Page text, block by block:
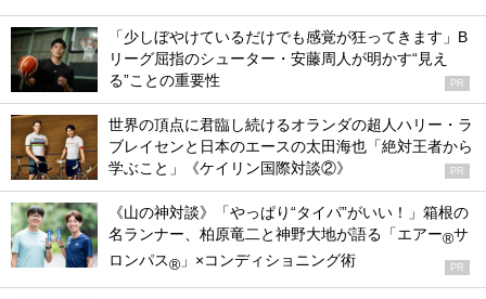
「少しぼやけているだけでも感覚が狂ってきます」B
リーグ屈指のシューター・安藤周人が明かす“見え
る”ことの重要性
PR
世界の頂点に君臨し続けるオランダの超人ハリー・ラ
ブレイセンと日本のエースの太田海也「絶対王者から
学ぶこと」《ケイリン国際対談②》
PR
《山の神対談》「やっぱり“タイパ”がいい！」箱根の
名ランナー、柏原竜二と神野大地が語る「エアー®サ
ロンパス® 」×コンディショニング術 PR